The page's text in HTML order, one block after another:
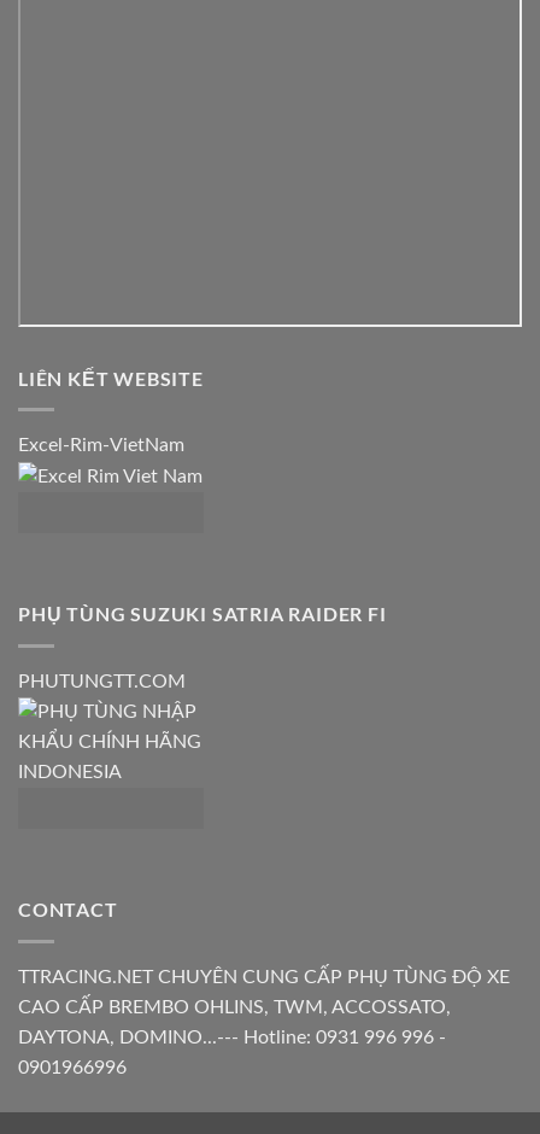
LIÊN KẾT WEBSITE
Excel-Rim-VietNam
PHỤ TÙNG SUZUKI SATRIA RAIDER FI
PHUTUNGTT.COM
CONTACT
TTRACING.NET CHUYÊN CUNG CẤP PHỤ TÙNG ĐỘ XE
CAO CẤP BREMBO OHLINS, TWM, ACCOSSATO,
DAYTONA, DOMINO...--- Hotline: 0931 996 996 -
0901966996